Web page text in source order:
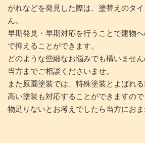
がれなどを発見した際は、塗替えのタ
ん。
早期発見・早期対応を行うことで建物
で抑えることができます。
どのような些細なお悩みでも構いませ
当方までご相談くださいませ。
また原園塗装では、特殊塗装とよばれ
高い塗装も対応することができますの
物足りないとお考えでしたら当方におま